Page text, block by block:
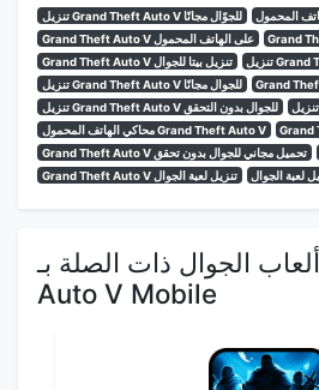
تنزيل Grand Theft Auto V للجوّال مجانًا
Grand Theft Auto V على الهاتف المحمول
Grand Theft Auto V تنزيل بيتا للجوال
تنزيل Grand Theft Auto V للجوال مجانًا
تنزيل Grand Theft Auto V للجوال بدون التحقق
محاكي الهاتف المحمول Grand Theft Auto V
Grand Theft Auto V تحميل مجاني للجوال بدون تحقق
Grand Theft Auto V تنزيل لعبة الجوال
ألعاب الجوال ذات الصلة بـ Grand Theft
Auto V Mobile